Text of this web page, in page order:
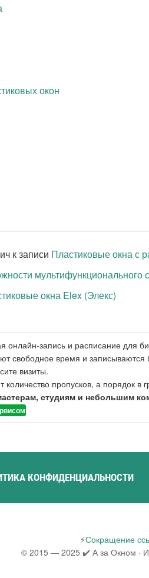
окон
к записи Пластиковые окна с
мультифункционального
окна Elex (Элекс)
онлайн-запись и расписание для
свободное время и записываются
визиты.
пропусков, а порядок в
студиям и небольшим
КОНФИДЕНЦИАЛЬНОСТИ
⚡Сокращение
© 2015 — 2025 ✔️ А за Окном ·